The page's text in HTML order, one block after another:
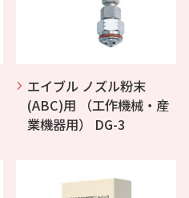
エイブル ノズル粉末
(ABC)用 （工作機械・産
業機器用） DG-3